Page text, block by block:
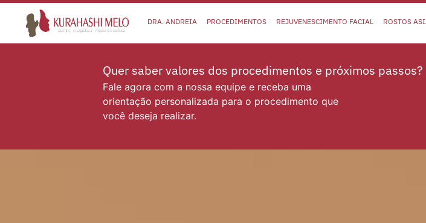
DRA. ANDREIA PROCEDIMENTOS REJUVENESCIMENTO FACIAL ROSTOS
Quer saber valores dos procedimentos e próximos passos?
Fale agora com a nossa equipe e receba uma
orientação personalizada para o procedimento que
você deseja realizar.